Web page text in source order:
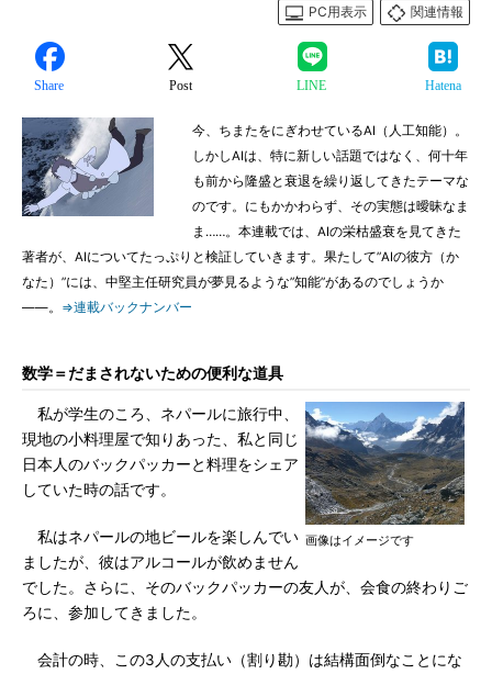
PC用表示
関連情報
Share Post LINE Hatena
今、ちまたをにぎわせているAI（人工知能）。
しかしAIは、特に新しい話題ではなく、何十年
も前から隆盛と衰退を繰り返してきたテーマな
のです。にもかかわらず、その実態は曖昧なま
ま……。本連載では、AIの栄枯盛衰を見てきた
著者が、AIについてたっぷりと検証していきます。果たして”AIの彼方（か
なた）”には、中堅主任研究員が夢見るような”知能”があるのでしょうか
――。 ⇒連載バックナンバー
数学＝だまされないための便利な道具
画像はイメージです
私が学生のころ、ネパールに旅行中、
現地の小料理屋で知りあった、私と同じ
日本人のバックパッカーと料理をシェア
していた時の話です。
私はネパールの地ビールを楽しんでい
ましたが、彼はアルコールが飲めません
でした。さらに、そのバックパッカーの友人が、会食の終わりご
ろに、参加してきました。
会計の時、この3人の支払い（割り勘）は結構面倒なことにな